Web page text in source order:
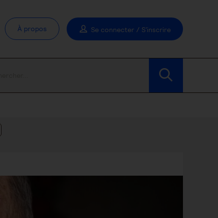
À propos Se connecter / S'inscrire